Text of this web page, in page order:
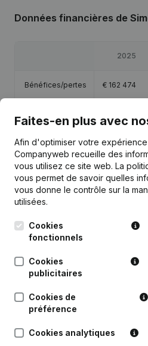
Données financières de
2025
Bénéfices/pertes € 162 474
Capitaux propres
Marge brute €146 645
20-09-2023
Rubrique
Faites-en plus avec
Afin d'optimiser votre expérience
Companyweb recueille des
vous utilisez ce site web. La
vous permet de savoir quelles
vous donne le contrôle sur la
utilisées.
Cookies
fonctionnels
Cookies
publicitaires
Cookies de
préférence
Cookies analytiques